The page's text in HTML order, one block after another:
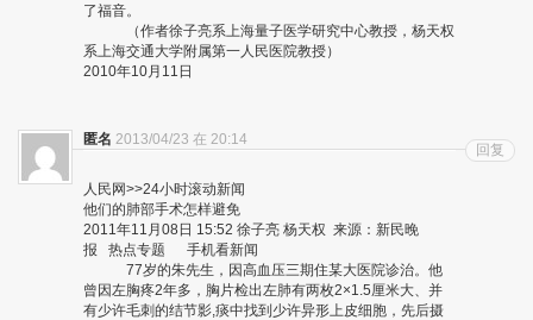
了福音。
（作者徐子亮系上海量子医学研究中心教授，杨天权
系上海交通大学附属第一人民医院教授）
2010年10月11日
匿名 2013/04/23 在 20:14
人民网>>24小时滚动新闻
他们的肺部手术怎样避免
2011年11月08日 15:52 徐子亮 杨天权 来源：新民晚
报 热点专题 手机看新闻
77岁的朱先生，因高血压三期住某大医院诊治。他
曾因左胸疼2年多，胸片检出左肺有两枚2×1.5厘米大、并
有少许毛刺的结节影,痰中找到少许异形上皮细胞，先后摄
回复